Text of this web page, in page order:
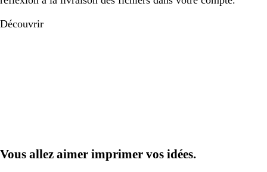
Découvrir
Vous allez aimer imprimer vos idées.